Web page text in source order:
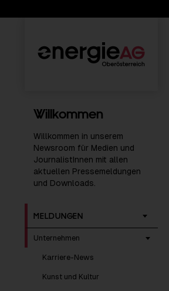
Willkommen
Willkommen in unserem
Newsroom für Medien und
JournalistInnen mit allen
aktuellen Pressemeldungen
und Downloads.
MELDUNGEN
Unternehmen
Karriere-News
Kunst und Kultur